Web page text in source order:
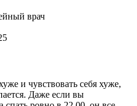
врач
и чувствовать себя хуже,
Даже если вы